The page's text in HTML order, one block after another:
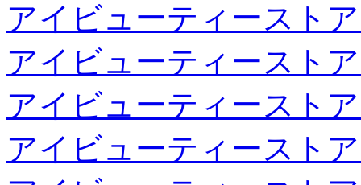
アイビューティースト
アイビューティースト
アイビューティースト
アイビューティースト